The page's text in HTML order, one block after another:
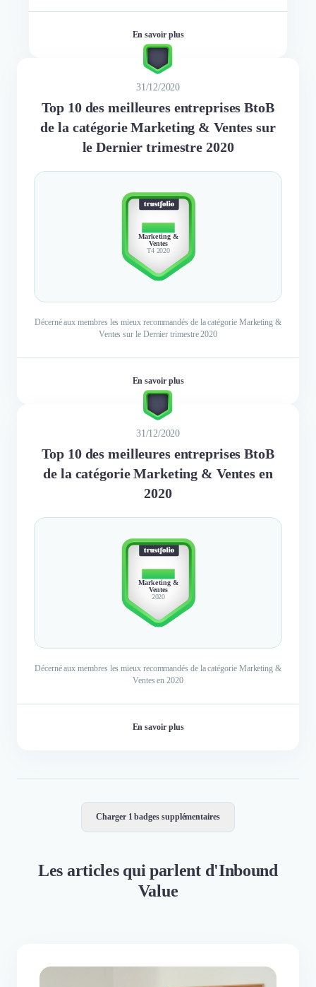
En savoir plus
31/12/2020
Top 10 des meilleures entreprises BtoB
de la catégorie Marketing & Ventes sur
le Dernier trimestre 2020
TOP 10
Marketing &
Ventes
T4 2020
Décerné aux membres les mieux recommandés de la catégorie Marketing &
Ventes sur le Dernier trimestre 2020
En savoir plus
31/12/2020
Top 10 des meilleures entreprises BtoB
de la catégorie Marketing & Ventes en
2020
TOP 10
Marketing &
Ventes
2020
Décerné aux membres les mieux recommandés de la catégorie Marketing &
Ventes en 2020
En savoir plus
Charger 1 badges supplémentaires
Les articles qui parlent d'Inbound
Value